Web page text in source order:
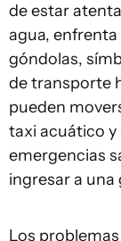
de estar
agua,
góndolas,
de transporte
pueden
taxi acuático y
emergencias
ingresar a una
Los